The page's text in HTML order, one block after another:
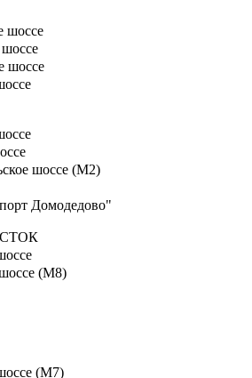
шоссе
шоссе
шоссе (М2)
Домодедово"
(М8)
(М7)